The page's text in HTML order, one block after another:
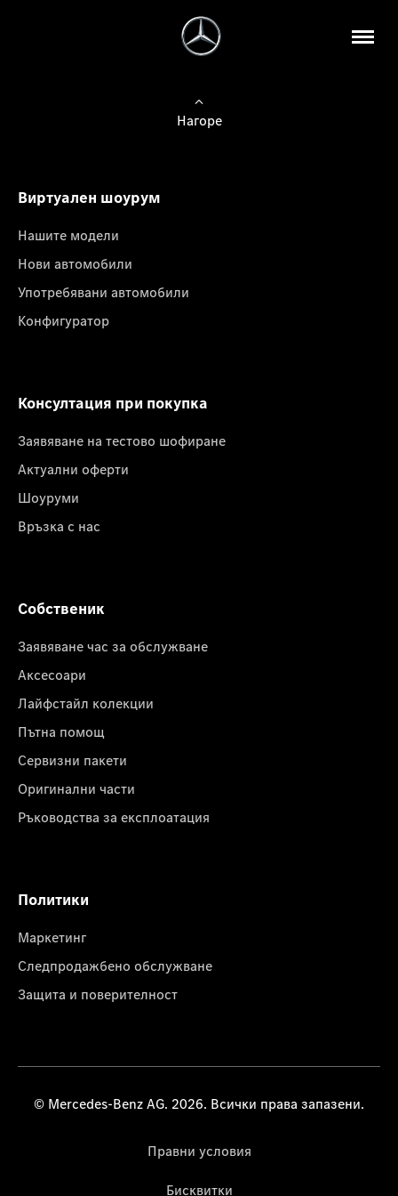
Нагоре
Виртуален шоурум
Нашите модели
Нови автомобили
Употребявани автомобили
Конфигуратор
Консултация при покупка
Заявяване на тестово шофиране
Актуални оферти
Шоуруми
Връзка с нас
Собственик
Заявяване час за обслужване
Аксесоари
Лайфстайл колекции
Пътна помощ
Сервизни пакети
Оригинални части
Ръководства за експлоатация
Политики
Маркетинг
Следпродажбено обслужване
Защита и поверителност
© Mercedes-Benz AG. 2026. Всички права запазени.
Правни условия
Бисквитки